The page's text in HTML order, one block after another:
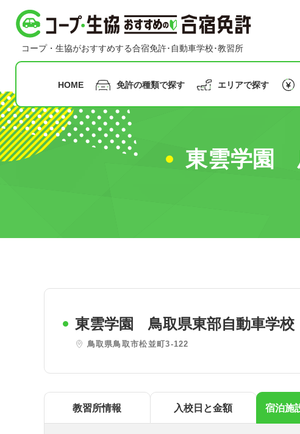
コープ・生協おすすめの合宿免許
コープ・生協がおすすめする合宿免許･自動車学校･教習所
HOME 免許の種類で探す エリアで探す
東海
四国
東雲学園
東雲学園 鳥取県東部自動車学校
鳥取県鳥取市松並町3-122
教習所情報 入校日と金額 宿泊施